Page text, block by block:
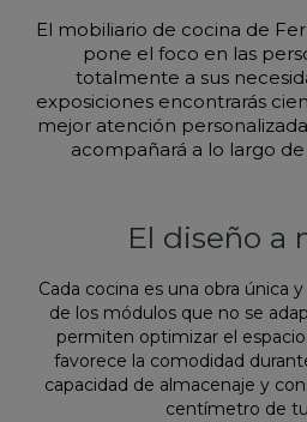
El mobiliario de cocina de
pone el foco en las
totalmente a sus
exposiciones encontrarás
mejor atención
acompañará a lo largo
El diseño a
Cada cocina es una obra única
de los módulos que no se
permiten optimizar el
favorece la comodidad
capacidad de almacenaje y
centímetro de